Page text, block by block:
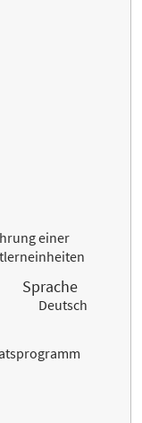
einer
Sprache
Deutsch